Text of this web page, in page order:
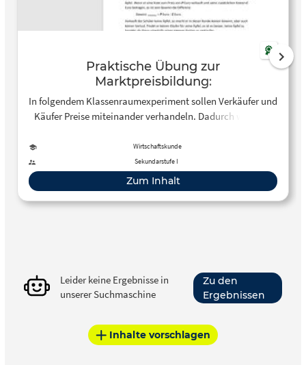
Praktische Übung zur
Marktpreisbildung:
Klassenraumexperiment „Der
Apfelmarkt
In folgendem Klassenraumexperiment sollen Verkäufer und
Käufer Preise miteinander verhandeln. Dadurch wird das
Marktsituation simuliert.
Wirtschaftskunde
Sekundarstufe I
Zum Inhalt
Leider keine Ergebnisse in
unserer Suchmaschine
Zu den
Ergebnissen
Inhalte vorschlagen